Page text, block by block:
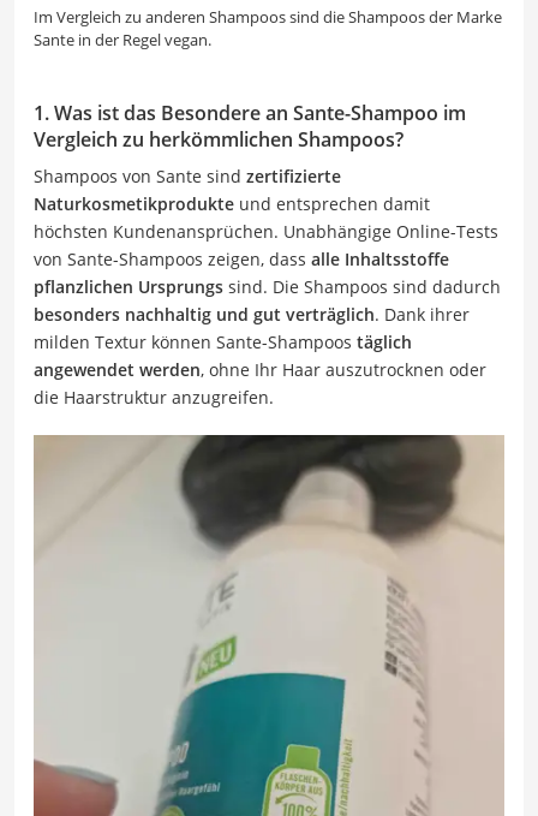
Im Vergleich zu anderen Shampoos sind die Shampoos der Marke
Sante in der Regel vegan.
1. Was ist das Besondere an Sante-Shampoo im
Vergleich zu herkömmlichen Shampoos?
Shampoos von Sante sind zertifizierte
Naturkosmetikprodukte und entsprechen damit
höchsten Kundenansprüchen. Unabhängige Online-Tests
von Sante-Shampoos zeigen, dass alle Inhaltsstoffe
pflanzlichen Ursprungs sind. Die Shampoos sind dadurch
besonders nachhaltig und gut verträglich. Dank ihrer
milden Textur können Sante-Shampoos täglich
angewendet werden, ohne Ihr Haar auszutrocknen oder
die Haarstruktur anzugreifen.